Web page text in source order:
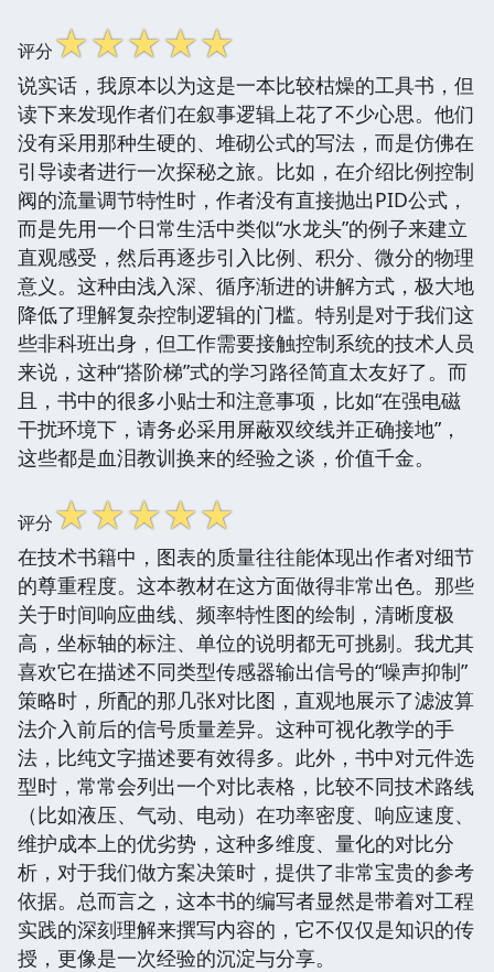
评分☆☆☆☆☆
说实话，我原本以为这是一本比较枯燥的工具书，但
读下来发现作者们在叙事逻辑上花了不少心思。他们
没有采用那种生硬的、堆砌公式的写法，而是仿佛在
引导读者进行一次探秘之旅。比如，在介绍比例控制
阀的流量调节特性时，作者没有直接抛出PID公式，
而是先用一个日常生活中类似“水龙头”的例子来建立
直观感受，然后再逐步引入比例、积分、微分的物理
意义。这种由浅入深、循序渐进的讲解方式，极大地
降低了理解复杂控制逻辑的门槛。特别是对于我们这
些非科班出身，但工作需要接触控制系统的技术人员
来说，这种“搭阶梯”式的学习路径简直太友好了。而
且，书中的很多小贴士和注意事项，比如“在强电磁
干扰环境下，请务必采用屏蔽双绞线并正确接地”，
这些都是血泪教训换来的经验之谈，价值千金。
评分☆☆☆☆☆
在技术书籍中，图表的质量往往能体现出作者对细节
的尊重程度。这本教材在这方面做得非常出色。那些
关于时间响应曲线、频率特性图的绘制，清晰度极
高，坐标轴的标注、单位的说明都无可挑剔。我尤其
喜欢它在描述不同类型传感器输出信号的“噪声抑制”
策略时，所配的那几张对比图，直观地展示了滤波算
法介入前后的信号质量差异。这种可视化教学的手
法，比纯文字描述要有效得多。此外，书中对元件选
型时，常常会列出一个对比表格，比较不同技术路线
（比如液压、气动、电动）在功率密度、响应速度、
维护成本上的优劣势，这种多维度、量化的对比分
析，对于我们做方案决策时，提供了非常宝贵的参考
依据。总而言之，这本书的编写者显然是带着对工程
实践的深刻理解来撰写内容的，它不仅仅是知识的传
授，更像是一次经验的沉淀与分享。